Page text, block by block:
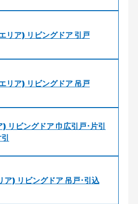
リア) リビングドア 引戸
リア) リビングドア 吊戸
リビングドア 巾広引戸･片引
) リビングドア 吊戸･引込